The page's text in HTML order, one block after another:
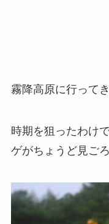
霧降高原に行ってき
時期を狙ったわけ
ゲがちょうど見ご